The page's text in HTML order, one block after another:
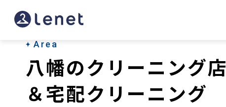
八
幡
Area
八幡のクリーニング店
＆宅配クリーニング